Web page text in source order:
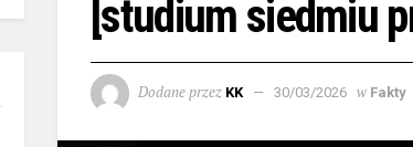
[studium siedmiu
Dodane przez KK 30/03/2026 w Fakty